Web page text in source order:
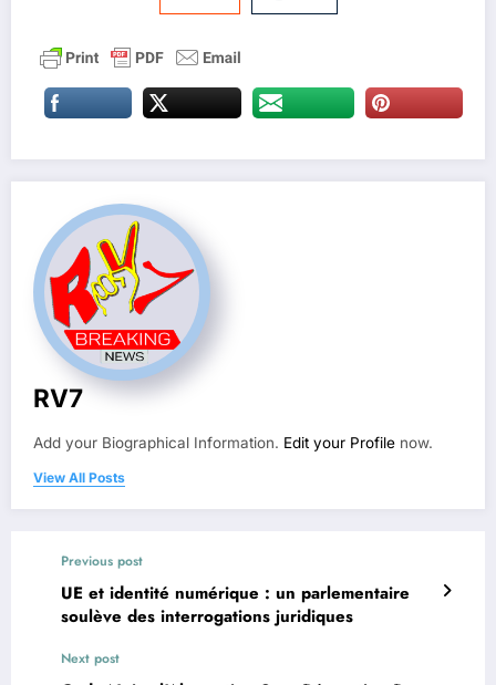
RV7
Add your Biographical Information. Edit your Profile now.
View All Posts
Previous post
UE et identité numérique : un parlementaire
soulève des interrogations juridiques
Next post